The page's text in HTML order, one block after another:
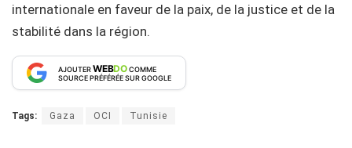
internationale en faveur de la paix, de la justice et de la
stabilité dans la région.
AJOUTERWEBDOCOMME
SOURCE PRÉFÉRÉE SUR GOOGLE
Tags: Gaza OCI Tunisie